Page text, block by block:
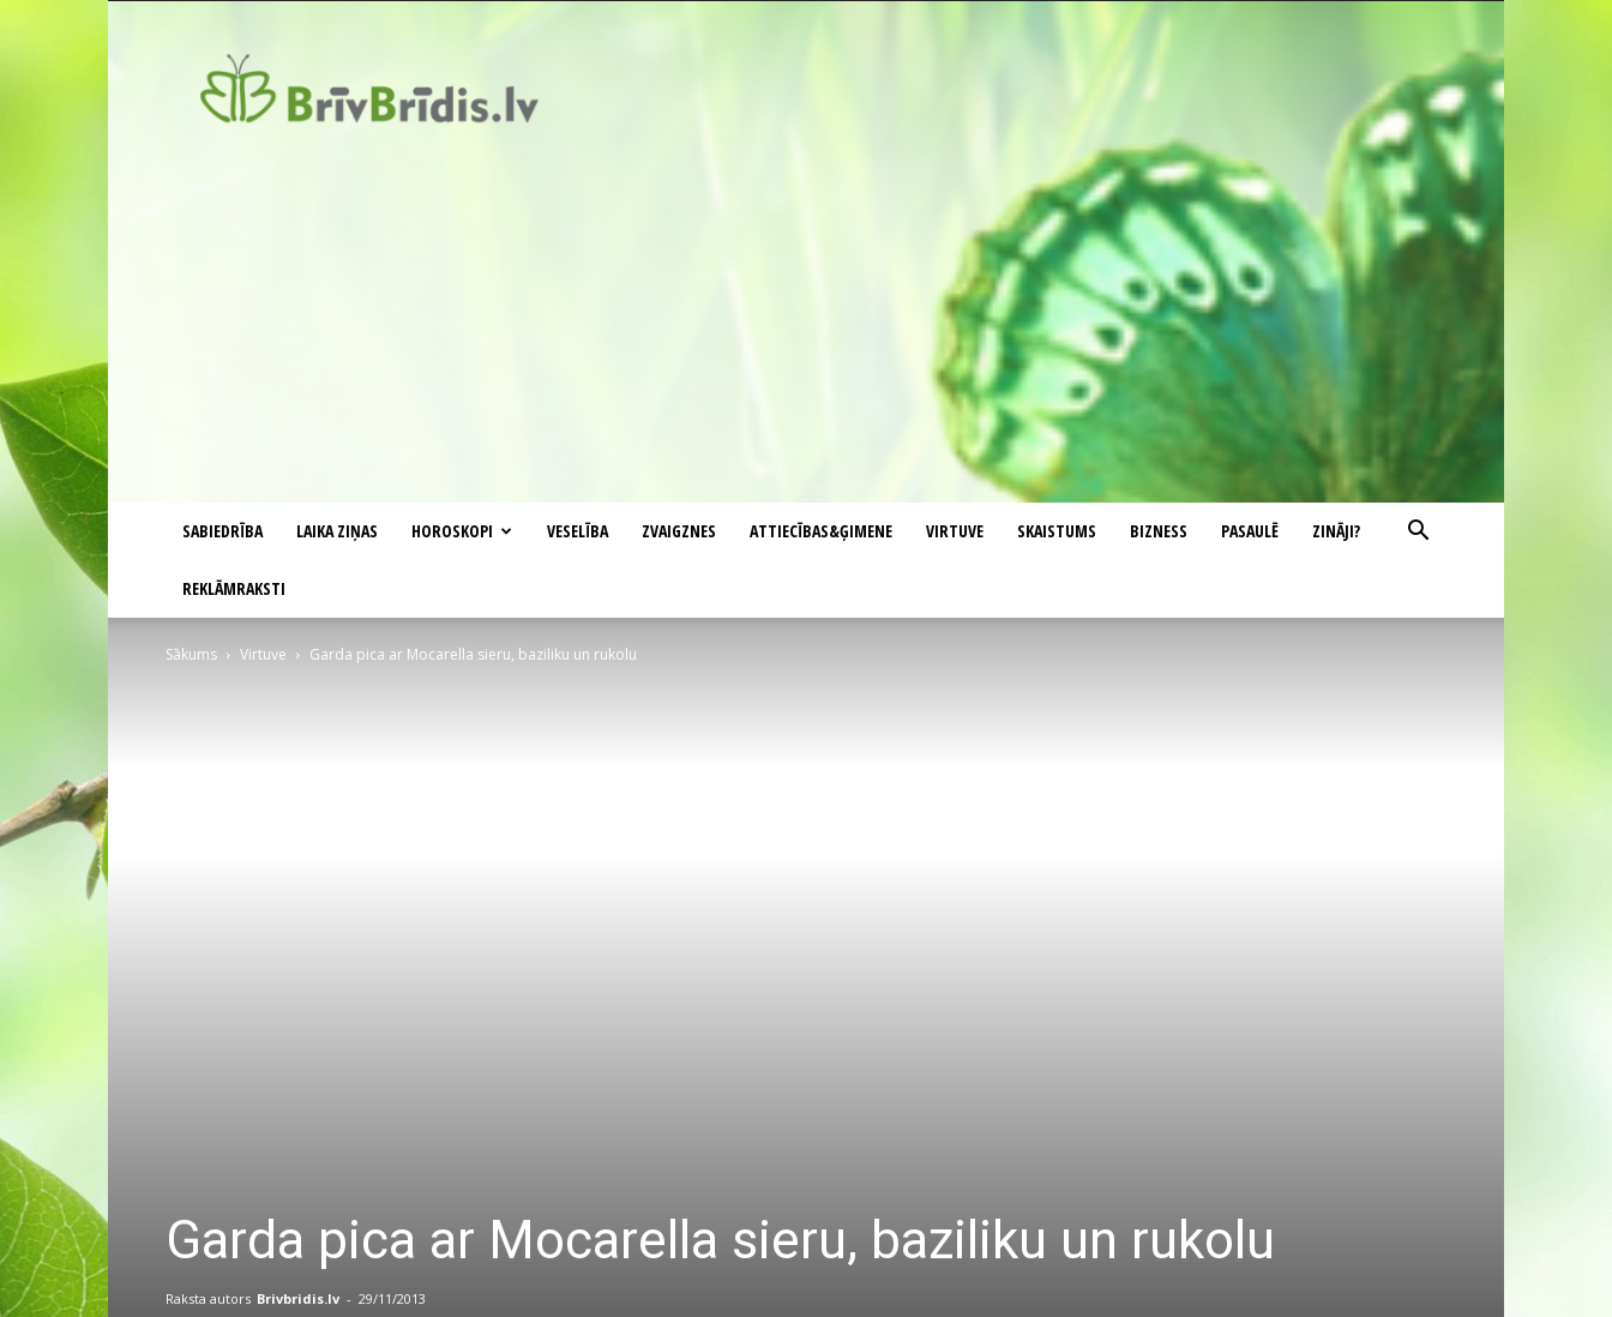
SABIEDRĪBA LAIKA ZIŅAS HOROSKOPI VESELĪBA ZVAIGZNES ATTIECĪBAS&ĢIMENE VIRTUVE SKAISTUMS BIZNESS PASAULĒ ZINĀJI?
REKLĀMRAKSTI
Sākums Virtuve Garda pica ar Mocarella sieru, baziliku un rukolu
Garda pica ar Mocarella sieru, baziliku un rukolu
Raksta autors Brivbridis.lv - 29/11/2013